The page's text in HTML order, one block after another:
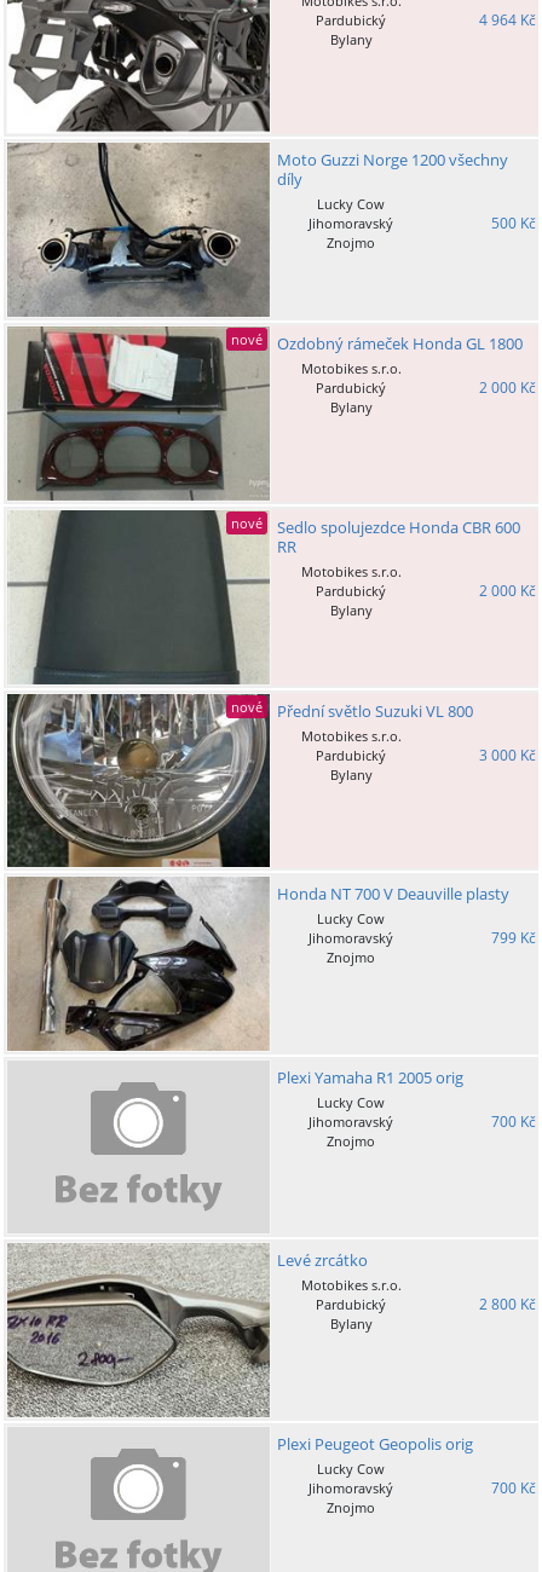
Pardubický
Bylany
4 964 Kč
Moto Guzzi Norge 1200 všechny
díly
Lucky Cow
Jihomoravský
Znojmo
500 Kč
nové Ozdobný rámeček Honda GL 1800
Motobikes s.r.o.
Pardubický
Bylany
2 000 Kč
nové
Sedlo spolujezdce Honda CBR 600
RR
Motobikes s.r.o.
Pardubický
Bylany
2 000 Kč
nové Přední světlo Suzuki VL 800
Motobikes s.r.o.
Pardubický
Bylany
3 000 Kč
Honda NT 700 V Deauville plasty
Lucky Cow
Jihomoravský
Znojmo
799 Kč
Plexi Yamaha R1 2005 orig
Lucky Cow
Jihomoravský
Znojmo
700 Kč
Levé zrcátko
Motobikes s.r.o.
Pardubický
Bylany
2 800 Kč
Plexi Peugeot Geopolis orig
Lucky Cow
Jihomoravský
Znojmo
700 Kč